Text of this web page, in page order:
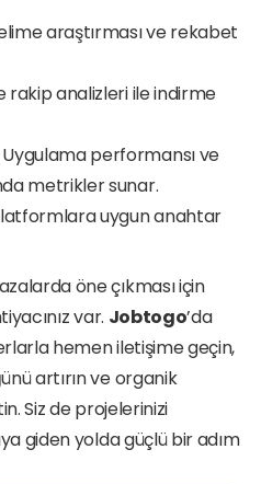
araştırması ve rekabet
rakip analizleri ile indirme
performansı ve
metrikler sunar.
uygun anahtar
öne çıkması için
var. Jobtogo’da
hemen iletişime geçin,
artırın ve organik
Siz de projelerinizi
giden yolda güçlü bir adım